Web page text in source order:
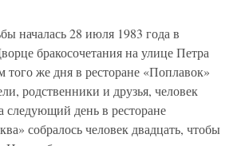
началась 28 июля 1983 года в
бракосочетания на улице Петра
того же дня в ресторане «Поплавок»
родственники и друзья, человек
следующий день в ресторане
собралось человек двадцать, чтобы